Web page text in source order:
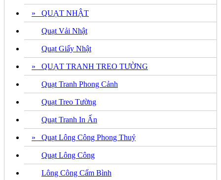
» QUẠT NHẬT
Quạt Vải Nhật
Quạt Giấy Nhật
» QUẠT TRANH TREO TƯỜNG
Quạt Tranh Phong Cảnh
Quạt Treo Tường
Quạt Tranh In Ấn
» Quạt Lông Công Phong Thuỷ
Quạt Lông Công
Lông Công Cấm Bình